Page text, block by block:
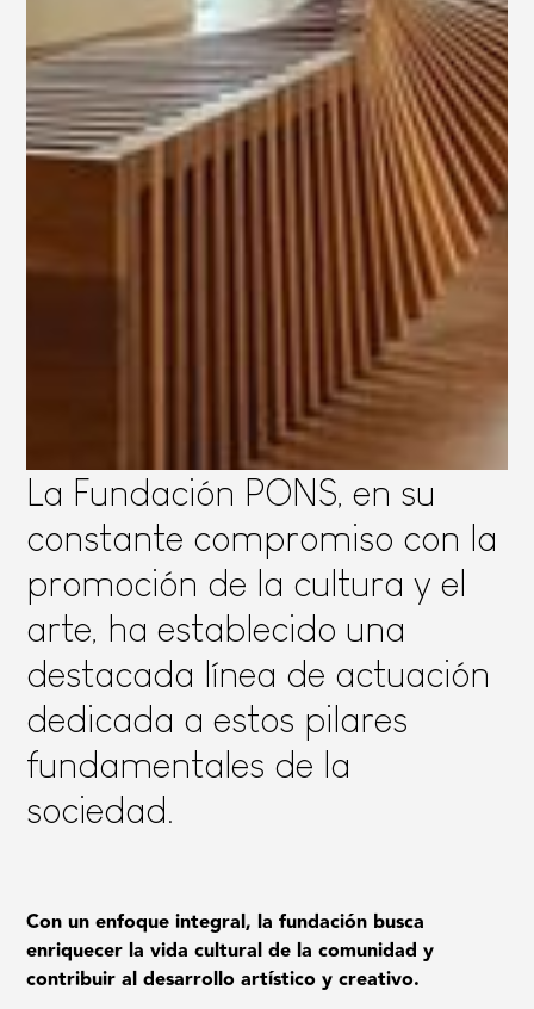
La Fundación PONS, en su
constante compromiso con la
promoción de la cultura y el
arte, ha establecido una
destacada línea de actuación
dedicada a estos pilares
fundamentales de la
sociedad.
Con un enfoque integral, la fundación busca
enriquecer la vida cultural de la comunidad y
contribuir al desarrollo artístico y creativo.